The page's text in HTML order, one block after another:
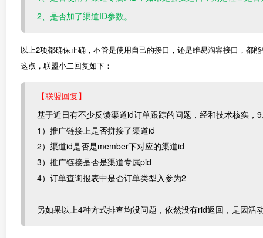
2、是否加了渠道ID参数。
以上2项都确保正确，不管是使用自己的接口，还是维易淘客接口，都
这点，联盟小二回复如下：
【联盟回复】
基于近日有不少反馈渠道id订单跟踪的问题，经和技术核实
1）推广链接上是否拼接了渠道id
2）渠道id是否是member下对应的渠道id
3）推广链接是否是渠道专属pid
4）订单查询报表中是否订单类型入参为2
另如果以上4种方式排查均没问题，依然没有rid返回，是因